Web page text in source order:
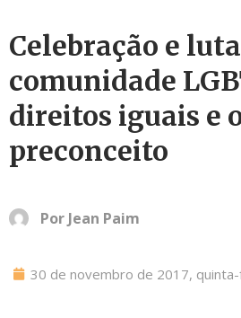
Celebração e
comunidade
direitos iguais e
preconceito
Por Jean Paim
30 de novembro de 2017,